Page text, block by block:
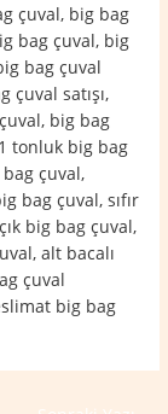
çuval, big bag
bag çuval, big
bag çuval
çuval satışı,
big bag
tonluk big bag
çuval,
bag çuval, sıfır
big bag çuval,
alt bacalı
çuval
big bag